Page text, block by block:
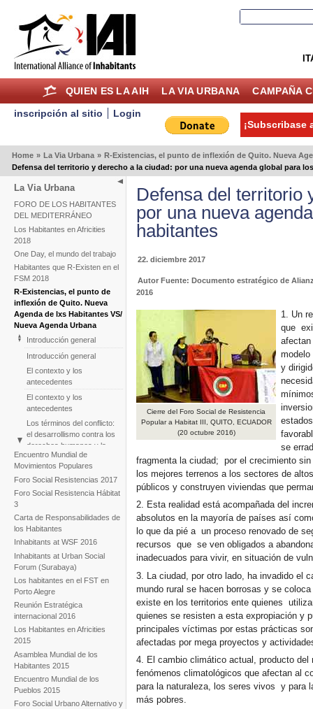
QUIEN ES LA AIH LA VIA URBANA CAMPAÑA
inscripción al sitio
Login
¡Subscribase
Home » La Via Urbana » R-Existencias, el punto de inflexión de Quito. Nueva
Defensa del territorio y derecho a la ciudad: por una nueva agenda global para
La Via Urbana
FORO DE LOS HABITANTES
DEL MEDITERRÁNEO
Los Habitantes en Africities
2018
One Day, el mundo del trabajo
Habitantes que R-Existen en el
FSM 2018
R-Existencias, el punto de
inflexión de Quito. Nueva
Agenda de lxs Habitantes VS/
Nueva Agenda Urbana
Introducción general
Introducción general
El contexto y los
antecedentes
El contexto y los
antecedentes
Los términos del conflicto:
el desarrollismo contra los
derechos humanos y la
madre tierra
Los términos del conflicto:
el desarrollismo contra los
derechos humanos y la
El Foro de Resistencias a
Hábitat 3: eventos que
dejan su huella
El Foro de Resistencias a
Hábitat 3: eventos que
dejan su huella
Un año después Quito:
habitantes y sociedad civil
monitoreando el punto de
inflexión
Un año después Quito:
habitantes y sociedad civil
monitoreando el punto de
inflexión
Encuentro Mundial de
Movimientos Populares
Foro Social Resistencias 2017
Foro Social Resistencia Hábitat
3
Carta de Responsabilidades de
los Habitantes
Inhabitants at WSF 2016
Inhabitants at Urban Social
Forum (Surabaya)
Los habitantes en el FST en
Porto Alegre
Reunión Estratégica
internacional 2016
Los Habitantes en Africities
2015
Asamblea Mundial de los
Habitantes 2015
Encuentro Mundial de los
Pueblos 2015
Foro Social Urbano Alternativo y
Defensa del territorio
por una nueva
habitantes
22. diciembre 2017
Autor Fuente: Documento estratégico de
2016
Cierre del Foro Social de Resistencia
Popular a Habitat III, QUITO, ECUADOR
(20 octubre 2016)
1. Un
que
modelo
y
se
fragmenta la ciudad; por el crecimiento
los mejores terrenos a los sectores de
públicos y construyen viviendas que
2. Esta realidad está acompañada del
absolutos en la mayoría de países así
lo que da pié a un proceso renovado de
recursos que se ven obligados a
inadecuados para vivir, en situación de
3. La ciudad, por otro lado, ha invadido el
mundo rural se hacen borrosas y se
existe en los territorios ente quienes
quienes se resisten a esta expropiación y
principales víctimas por estas prácticas
afectadas por mega proyectos y
4. El cambio climático actual, producto
fenómenos climatológicos que afectan al
para la naturaleza, los seres vivos y para
más pobres.